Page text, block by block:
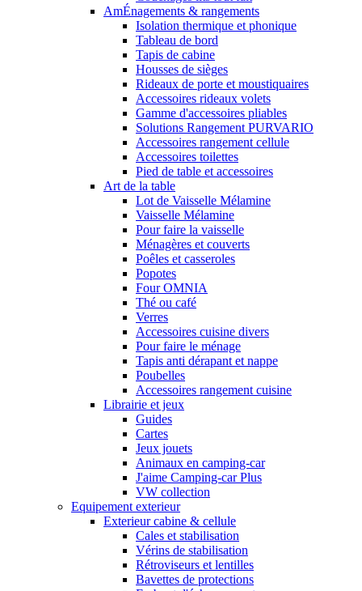
AmÉnagements & rangements
Isolation thermique et phonique
Tableau de bord
Tapis de cabine
Housses de sièges
Rideaux de porte et moustiquaires
Accessoires rideaux volets
Gamme d'accessoires pliables
Solutions Rangement PURVARIO
Accessoires rangement cellule
Accessoires toilettes
Pied de table et accessoires
Art de la table
Lot de Vaisselle Mélamine
Vaisselle Mélamine
Pour faire la vaisselle
Ménagères et couverts
Poêles et casseroles
Popotes
Four OMNIA
Thé ou café
Verres
Accessoires cuisine divers
Pour faire le ménage
Tapis anti dérapant et nappe
Poubelles
Accessoires rangement cuisine
Librairie et jeux
Guides
Cartes
Jeux jouets
Animaux en camping-car
J'aime Camping-car Plus
VW collection
Equipement exterieur
Exterieur cabine & cellule
Cales et stabilisation
Vérins de stabilisation
Rétroviseurs et lentilles
Bavettes de protections